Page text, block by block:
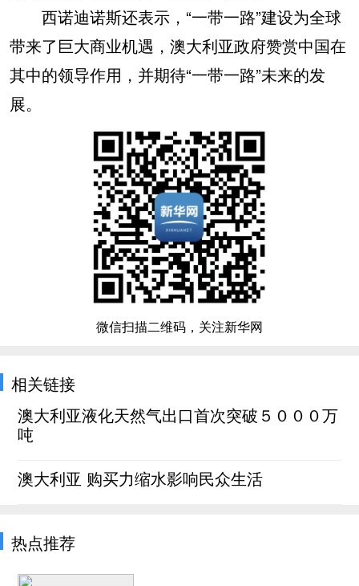
西诺迪诺斯还表示，“一带一路”建设为全球
带来了巨大商业机遇，澳大利亚政府赞赏中国在
其中的领导作用，并期待“一带一路”未来的发
展。
微信扫描二维码，关注新华网
相关链接
澳大利亚液化天然气出口首次突破５０００万
吨
澳大利亚 购买力缩水影响民众生活
热点推荐